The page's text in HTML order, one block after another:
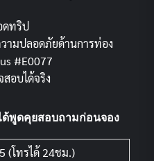
ดทริป
ามปลอดภัยด้านการท่อง
#E0077
อบได้จริง
ด้พูดคุยสอบถามก่อนจอง
(โทรได้ 24ชม.)